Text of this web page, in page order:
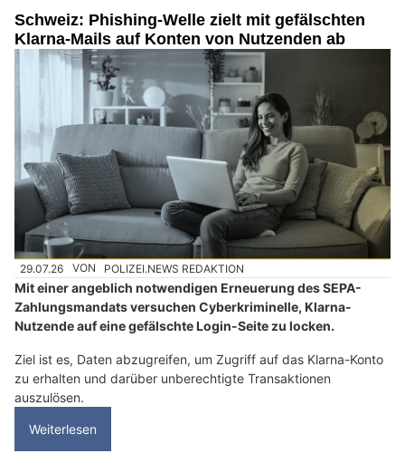
Schweiz: Phishing-Welle zielt mit gefälschten
Klarna-Mails auf Konten von Nutzenden ab
29.07.26 VON POLIZEI.NEWS REDAKTION
Mit einer angeblich notwendigen Erneuerung des SEPA-
Zahlungsmandats versuchen Cyberkriminelle, Klarna-
Nutzende auf eine gefälschte Login-Seite zu locken.
Ziel ist es, Daten abzugreifen, um Zugriff auf das Klarna-Konto
zu erhalten und darüber unberechtigte Transaktionen
auszulösen.
Weiterlesen